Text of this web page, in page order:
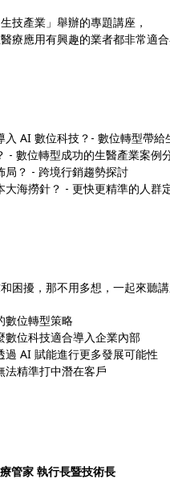
技產業」舉辦的專題講座，
療應用有興趣的業者都非常適合
入 AI 數位科技？- 數位轉型帶給
- 數位轉型成功的生醫產業案例
局？ - 跨境行銷趨勢探討
大海撈針？ - 更快更精準的人群
困擾，那不用多想，一起來聽講
數位轉型策略
數位科技適合導入企業內部
過 AI 賦能進行更多發展可能性
法精準打中潛在客戶
管家 執行長暨技術長